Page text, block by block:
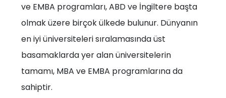
ve EMBA programları, ABD ve İngiltere başta
olmak üzere birçok ülkede bulunur. Dünyanın
en iyi üniversiteleri sıralamasında üst
basamaklarda yer alan üniversitelerin
tamamı, MBA ve EMBA programlarına da
sahiptir.